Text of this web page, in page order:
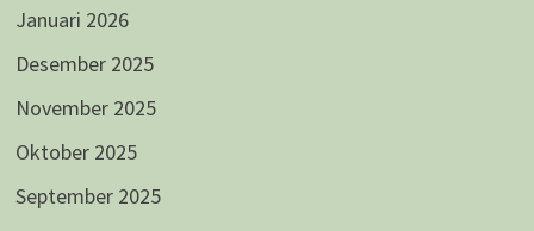
Januari 2026
Desember 2025
November 2025
Oktober 2025
September 2025